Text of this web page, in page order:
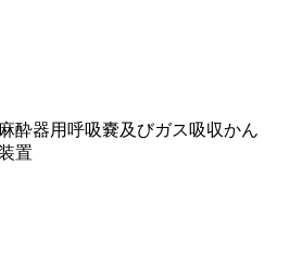
酔器用呼吸嚢及びガス吸収かん
置